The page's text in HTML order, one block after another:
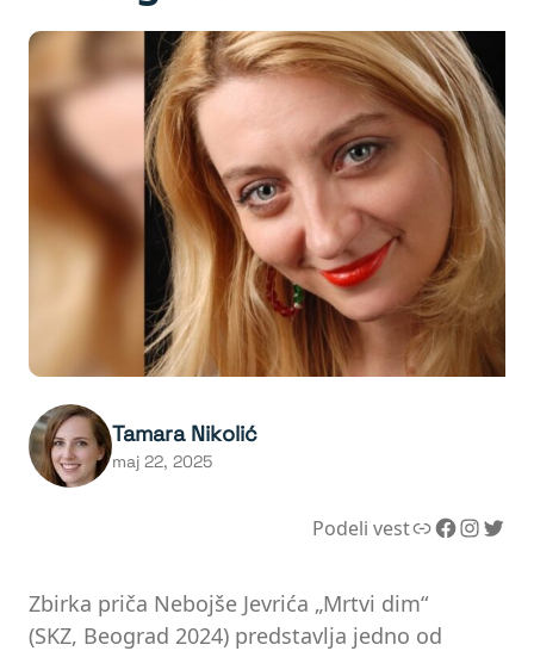
Tamara Nikolić
maj 22, 2025
Podeli vestLink Facebook InstagramTwitter
Zbirka priča Nebojše Jevrića „Mrtvi dim“
(SKZ, Beograd 2024) predstavlja jedno od